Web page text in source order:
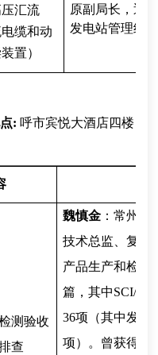
汇流
缆和动
置）
原副局长，近
发电站管理经
: 呼市宾悦大酒店四楼
测验收
查
魏慎金 ：常州
技术总监、复旦
产品生产和检测
篇，其中SCI/EI
36项（其中发明
项）。曾获得上